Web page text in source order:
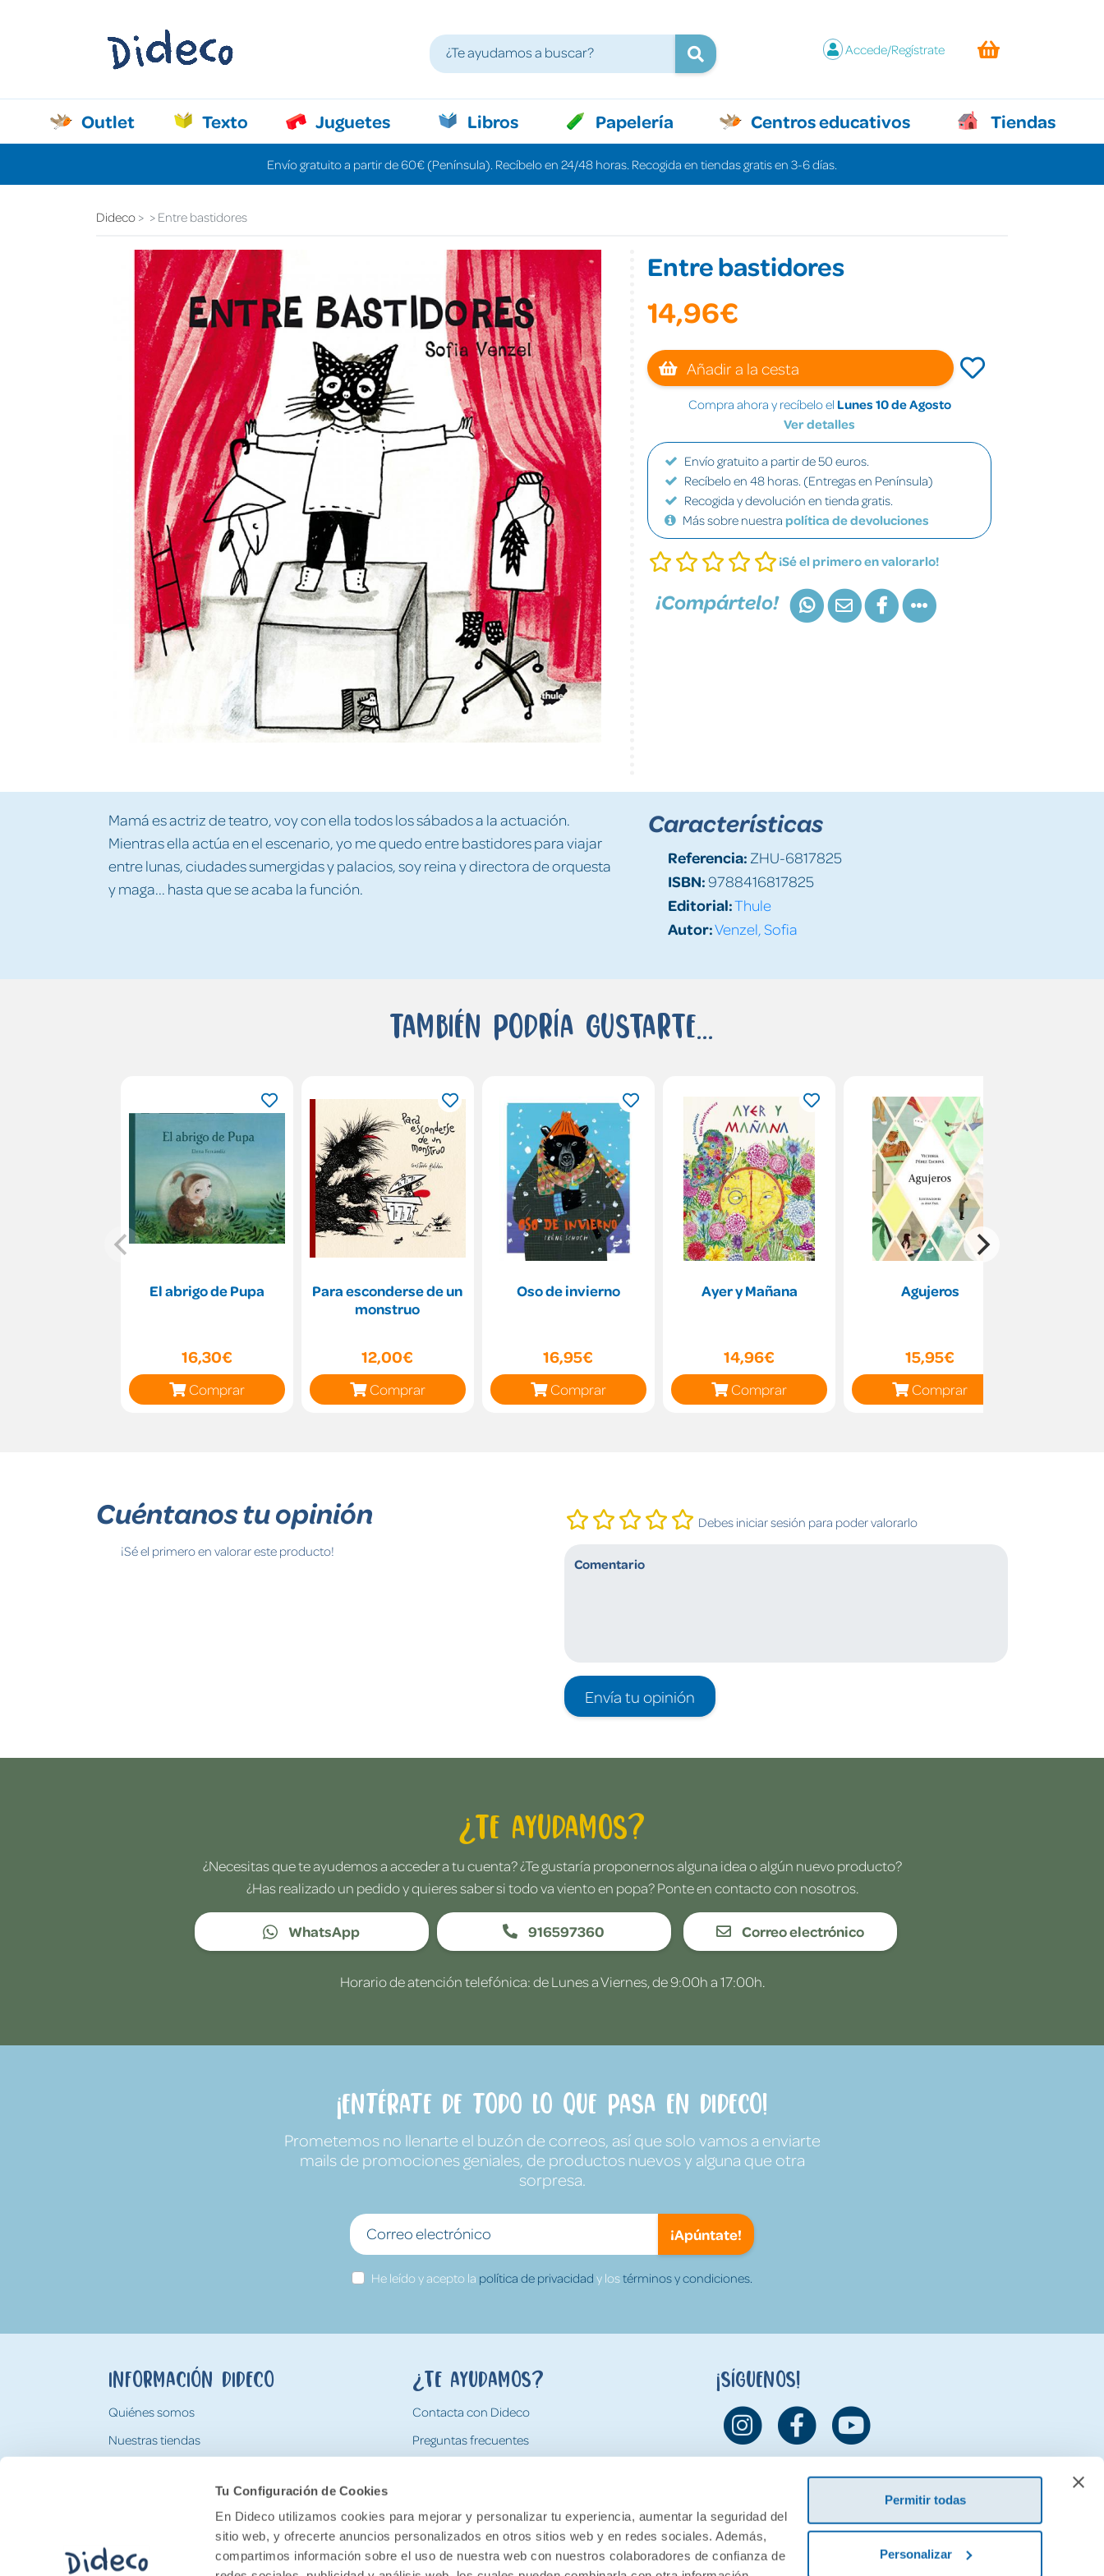
Tu Configuración de Cookies
En Dideco utilizamos cookies para mejorar y personalizar tu experiencia, aumentar la seguridad del
sitio web, y ofrecerte anuncios personalizados en otros sitios web y en redes sociales. Además,
compartimos información sobre el uso de nuestra web con nuestros colaboradores de confianza de
Permitir todas
Personalizar
Accede/Regístrate
Outlet Texto Juguetes Libros Papelería Centros educativos Tiendas
Envío gratuito a partir de 60€ (Península). Recíbelo en 24/48 horas. Recogida en tiendas gratis en 3-6 días.
Dideco Entre bastidores
Entre bastidores
14,96€
Añadir a la cesta
Compra ahora y recíbelo el Lunes 10 de Agosto
Ver detalles
Envío gratuito a partir de 50 euros.
Recíbelo en 48 horas. (Entregas en Península)
Recogida y devolución en tienda gratis.
Más sobre nuestra política de devoluciones
¡Sé el primero en valorarlo!
¡Compártelo!
Mamá es actriz de teatro, voy con ella todos los sábados a la actuación.
Mientras ella actúa en el escenario, yo me quedo entre bastidores para viajar
entre lunas, ciudades sumergidas y palacios, soy reina y directora de orquesta
y maga... hasta que se acaba la función.
Características
Referencia: ZHU-6817825
ISBN:9788416817825
Editorial:Thule
Autor:Venzel, Sofia
También podría gustarte...
El abrigo de Pupa
16,30€
Comprar
Para esconderse de un
monstruo
12,00€
Comprar
Oso de invierno
16,95€
Comprar
Ayer y Mañana
14,96€
Comprar
Agujeros
15,95€
Comprar
Cuéntanos tu opinión
¡Sé el primero en valorar este producto!
Debes iniciar sesión para poder valorarlo
Envía tu opinión
¿Te ayudamos?
¿Necesitas que te ayudemos a acceder a tu cuenta? ¿Te gustaría proponernos alguna idea o algún nuevo producto?
¿Has realizado un pedido y quieres saber si todo va viento en popa? Ponte en contacto con nosotros.
WhatsApp 916597360 Correo electrónico
Horario de atención telefónica: de Lunes a Viernes, de 9:00h a 17:00h.
¡Entérate de todo lo que pasa en Dideco!
Prometemos no llenarte el buzón de correos, así que solo vamos a enviarte
mails de promociones geniales, de productos nuevos y alguna que otra
sorpresa.
¡Apúntate!
He leído y acepto la política de privacidad y lostérminos y condiciones.
Información Dideco
Quiénes somos
Nuestras tiendas
Tarjeta Regalo Dideco
¿Te ayudamos?
Contacta con Dideco
Preguntas frecuentes
Devoluciones
¡Síguenos!